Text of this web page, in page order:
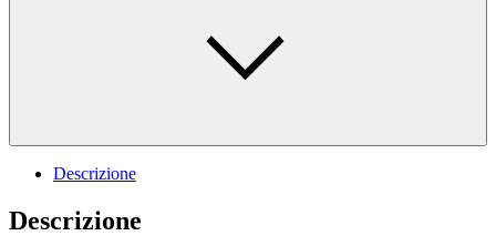
Descrizione
Descrizione